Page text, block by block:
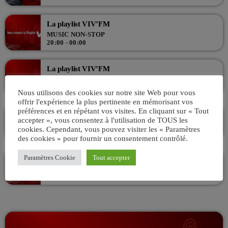
La playlist VIV’FM
MUSIC NON-STOP
20:00 - 00:00
La playlist VIV’FM
VIV’MATIN 07H/10H ! Avec AKSEL
ANIMÉ PAR AKSEL
07:00 - 10:00
La playlist VIV’FM
Nous utilisons des cookies sur notre site Web pour vous
offrir l'expérience la plus pertinente en mémorisant vos
préférences et en répétant vos visites. En cliquant sur « Tout
accepter », vous consentez à l'utilisation de TOUS les
cookies. Cependant, vous pouvez visiter les « Paramètres
des cookies » pour fournir un consentement contrôlé.
Paramètres Cookie Tout accepter